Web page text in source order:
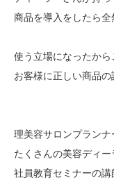
商品を導入をしたら全
使う立場になったか
お客様に正しい商品の
理美容サロンプランナ
たくさんの美容ディ
社員教育セミナーの